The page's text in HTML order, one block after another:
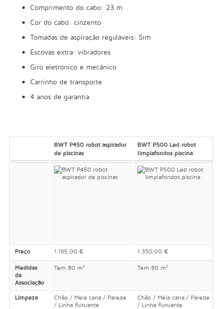
Comprimento do cabo: 23 m
Cor do cabo: cinzento
Tomadas de aspiração reguláveis: Sim
Escovas extra: vibradores
Giro eletrónico e mecânico
Carrinho de transporte
4 anos de garantia
BWT P450 robot aspirador
de piscinas
BWT P500 Led robot
limpiafondos piscina
Preço 1.195,00 € 1.350,00 €
Medidas
da
Associação
Tem 80 m² Tem 80 m²
Limpeza
Chão / Meia cana / Parede
/ Linha flutuante
Chão / Meia cana / Parede
/ Linha flutuante